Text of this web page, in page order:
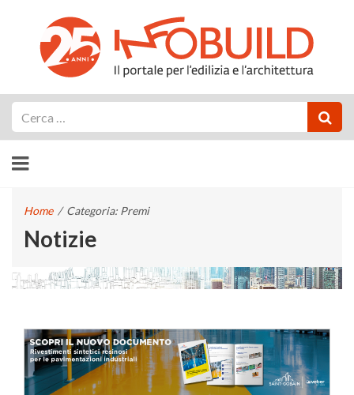
Home / Categoria: Premi
Notizie